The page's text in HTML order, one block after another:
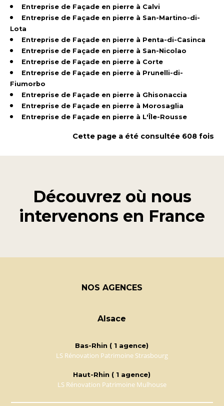
Entreprise de Façade en pierre à Calvi
Entreprise de Façade en pierre à San-Martino-di-
Lota
Entreprise de Façade en pierre à Penta-di-Casinca
Entreprise de Façade en pierre à San-Nicolao
Entreprise de Façade en pierre à Corte
Entreprise de Façade en pierre à Prunelli-di-
Fiumorbo
Entreprise de Façade en pierre à Ghisonaccia
Entreprise de Façade en pierre à Morosaglia
Entreprise de Façade en pierre à L'Île-Rousse
Cette page a été consultée 608 fois
Découvrez où nous
intervenons en France
NOS AGENCES
Alsace
Bas-Rhin ( 1 agence)
LS Rénovation Patrimoine Strasbourg
Haut-Rhin ( 1 agence)
LS Rénovation Patrimoine Mulhouse